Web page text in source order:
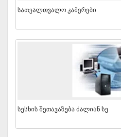
Სათვალთვალო Კამერები
Სესხის Შეთავაზება Ძალიან Სე